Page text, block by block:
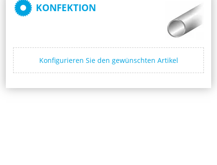
KONFEKTION
Konfigurieren Sie den gewünschten Artikel